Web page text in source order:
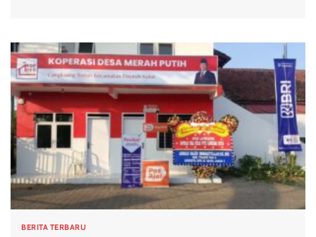
BERITA TERBARU